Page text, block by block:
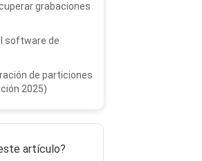
grabaciones
software de
de particiones
2025)
artículo?